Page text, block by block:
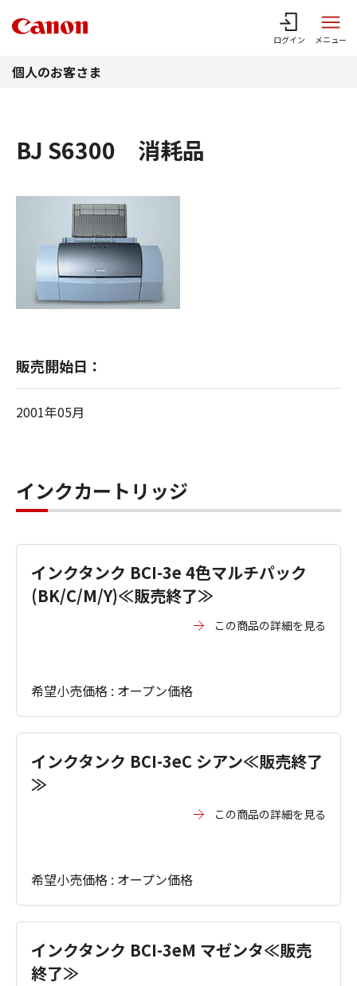
ログイン メニュー
個人のお客さま
BJ S6300 消耗品
販売開始日：
2001年05月
インクカートリッジ
インクタンク BCI-3e 4色マルチパック
(BK/C/M/Y)≪販売終了≫
この商品の詳細を見る
希望小売価格 : オープン価格
インクタンク BCI-3eC シアン≪販売終了
≫
この商品の詳細を見る
希望小売価格 : オープン価格
インクタンク BCI-3eM マゼンタ≪販売
終了≫